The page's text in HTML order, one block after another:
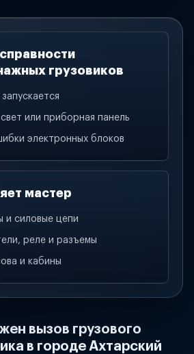
грузовиков
или приборная панель
электронных блоков
мастер
и силовые цепи
реле и разъемы
и кабины
вызов грузового
в городе Ахтарский